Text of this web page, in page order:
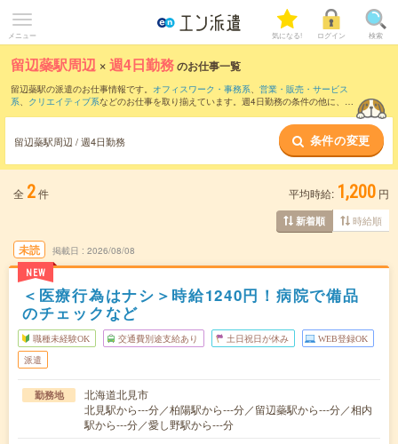
メニュー 気になる! ログイン 検索
留辺蘂駅周辺 ×週4日勤務のお仕事一覧
留辺蘂駅の派遣のお仕事情報です。 オフィスワーク・事務系、 営業・販売・サービス
系、 クリエイティブ系などのお仕事を取り揃えています。週4日勤務の条件の他に、 交
留辺蘂駅周辺 / 週4日勤務 条件の変更
全 2件 平均時給: 1,200 円
新着順 時給順
未読
NEW
掲載日 2026/08/08
＜医療行為はナシ＞時給1240円！病院で備品
のチェックなど
職種未経験OK 交通費別途支給あり 土日祝日が休み WEB登録OK
派遣
勤務地
北海道北見市
北見駅から---分／柏陽駅から---分／留辺蘂駅から---分／相内
駅から---分／愛し野駅から---分